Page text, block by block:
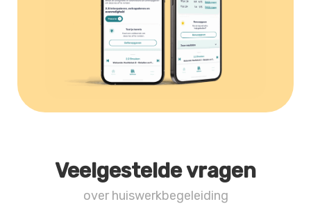
Veelgestelde vragen
over huiswerkbegeleiding